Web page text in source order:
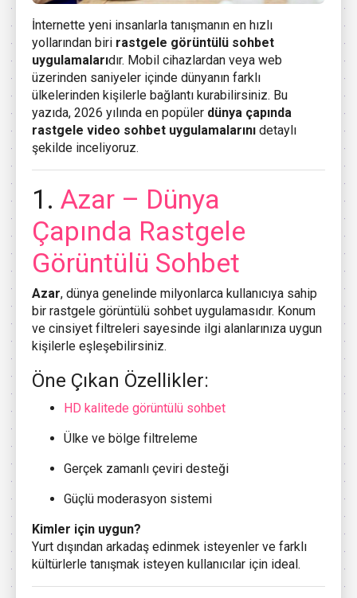
İnternette yeni insanlarla tanışmanın en hızlı
yollarından biri rastgele görüntülü sohbet
uygulamalarıdır. Mobil cihazlardan veya web
üzerinden saniyeler içinde dünyanın farklı
ülkelerinden kişilerle bağlantı kurabilirsiniz. Bu
yazıda, 2026 yılında en popüler dünya çapında
rastgele video sohbet uygulamalarını detaylı
şekilde inceliyoruz.
1. Azar – Dünya
Çapında Rastgele
Görüntülü Sohbet
Azar, dünya genelinde milyonlarca kullanıcıya sahip
bir rastgele görüntülü sohbet uygulamasıdır. Konum
ve cinsiyet filtreleri sayesinde ilgi alanlarınıza uygun
kişilerle eşleşebilirsiniz.
Öne Çıkan Özellikler:
HD kalitede görüntülü sohbet
Ülke ve bölge filtreleme
Gerçek zamanlı çeviri desteği
Güçlü moderasyon sistemi
Kimler için uygun?
Yurt dışından arkadaş edinmek isteyenler ve farklı
kültürlerle tanışmak isteyen kullanıcılar için ideal.